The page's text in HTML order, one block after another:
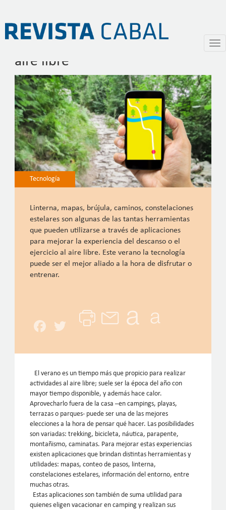
Pasar
contenido
Aplicaciones para disfrutar al
aire libre
Tecnología
Linterna, mapas, brújula, caminos, constelaciones
estelares son algunas de las tantas herramientas
que pueden utilizarse a través de aplicaciones
para mejorar la experiencia del descanso o el
ejercicio al aire libre. Este verano la tecnología
puede ser el mejor aliado a la hora de disfrutar o
entrenar.
Facebook
Twitter
El verano es un tiempo más que propicio para realizar
actividades al aire libre; suele ser la época del año con
mayor tiempo disponible, y además hace calor.
Aprovecharlo fuera de la casa –en campings, playas,
terrazas o parques- puede ser una de las mejores
elecciones a la hora de pensar qué hacer. Las posibilidades
son variadas: trekking, bicicleta, náutica, parapente,
montañismo, caminatas. Para mejorar estas experiencias
existen aplicaciones que brindan distintas herramientas y
utilidades: mapas, conteo de pasos, linterna,
constelaciones estelares, información del entorno, entre
muchas otras.
Estas aplicaciones son también de suma utilidad para
quienes eligen vacacionar en camping y realizan sus